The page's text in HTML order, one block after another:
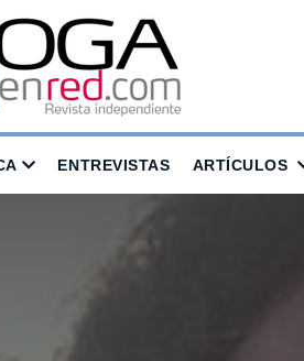
ENTREVISTAS ARTÍCULOS